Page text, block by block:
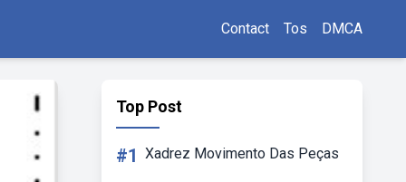
Contact Tos DMCA
Top Post
#1 Xadrez Movimento Das Peças